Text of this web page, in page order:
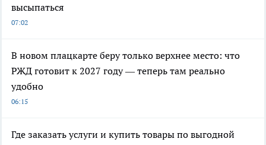
высыпаться
07:02
В новом плацкарте беру только верхнее место: что
РЖД готовит к 2027 году — теперь там реально
удобно
06:15
Где заказать услуги и купить товары по выгодной